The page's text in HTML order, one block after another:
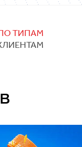
ТИПАМ